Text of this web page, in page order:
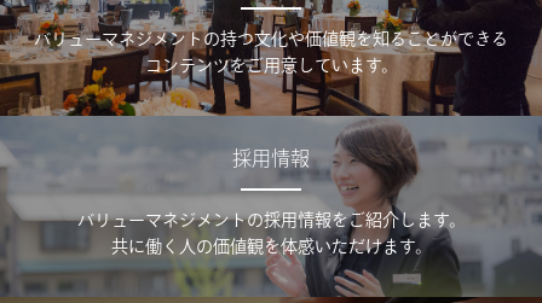
バリューマネジメントの持つ文化や価値観を知ることができる
コンテンツをご用意しています。
採用情報
バリューマネジメントの採用情報をご紹介します。
共に働く人の価値観を体感いただけます。